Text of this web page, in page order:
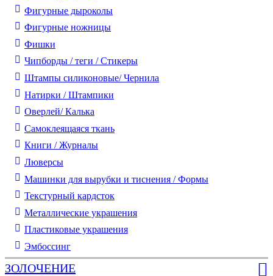
Фигурные дыроколы
Фигурные ножницы
Фишки
Чипборды / теги / Стикеры
Штампы силиконовые/ Чернила
Натирки / Штампики
Оверлей/ Калька
Самоклеящаяся ткань
Книги / Журналы
Люверсы
Машинки для вырубки и тиснения / Формы
Текстурный кардсток
Металлические украшения
Пластиковые украшения
Эмбоссинг
ЗОЛОЧЕНИЕ